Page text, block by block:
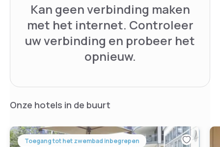
Kan geen verbinding maken
met het internet. Controleer
uw verbinding en probeer het
opnieuw.
Onze hotels in de buurt
Toegang tot het zwembad inbegrepen